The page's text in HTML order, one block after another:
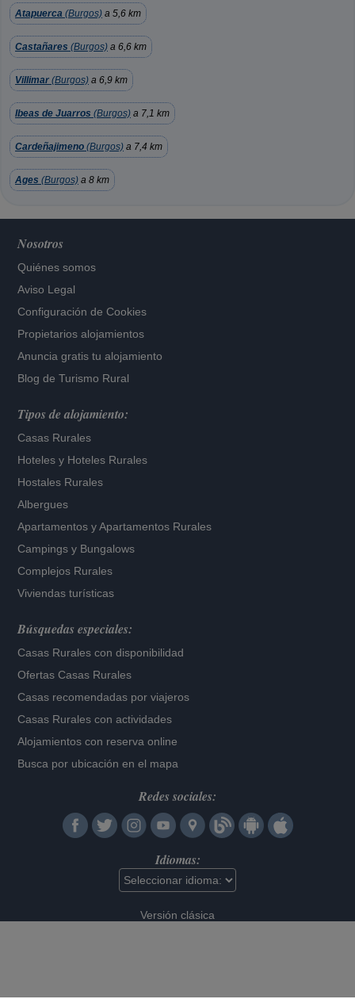
Atapuerca (Burgos) a 5,6 km
Castañares (Burgos) a 6,6 km
Villimar (Burgos) a 6,9 km
Ibeas de Juarros (Burgos) a 7,1 km
Cardeñajimeno (Burgos) a 7,4 km
Ages (Burgos) a 8 km
Nosotros
Quiénes somos
Aviso Legal
Configuración de Cookies
Propietarios alojamientos
Anuncia gratis tu alojamiento
Blog de Turismo Rural
Tipos de alojamiento:
Casas Rurales
Hoteles y Hoteles Rurales
Hostales Rurales
Albergues
Apartamentos yApartamentos Rurales
Campings y Bungalows
Complejos Rurales
Viviendas turísticas
Búsquedas especiales:
Casas Rurales con disponibilidad
Ofertas Casas Rurales
Casas recomendadas por viajeros
Casas Rurales con actividades
Alojamientos con reserva online
Busca por ubicación en el mapa
Redes sociales:
Idiomas:
Versión clásica